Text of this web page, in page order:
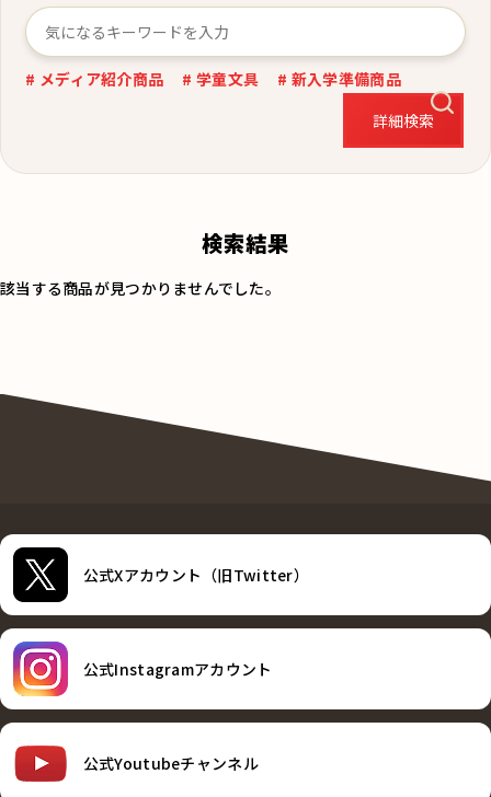
詳細検索
# メディア紹介商品 # 学童文具 # 新入学準備商品
検索結果
該当する商品が見つかりませんでした。
公式Xアカウント（旧Twitter）
公式Instagramアカウント
公式Youtubeチャンネル